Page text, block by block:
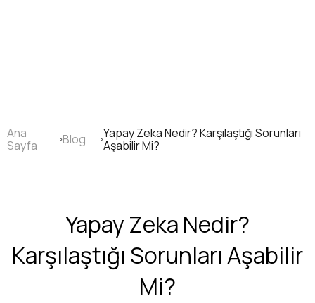
Sayfa
yolu
Ana
Sayfa
Blog
Yapay Zeka Nedir? Karşılaştığı Sorunları
Aşabilir Mi?
Yapay Zeka Nedir?
Karşılaştığı Sorunları Aşabilir
Mi?